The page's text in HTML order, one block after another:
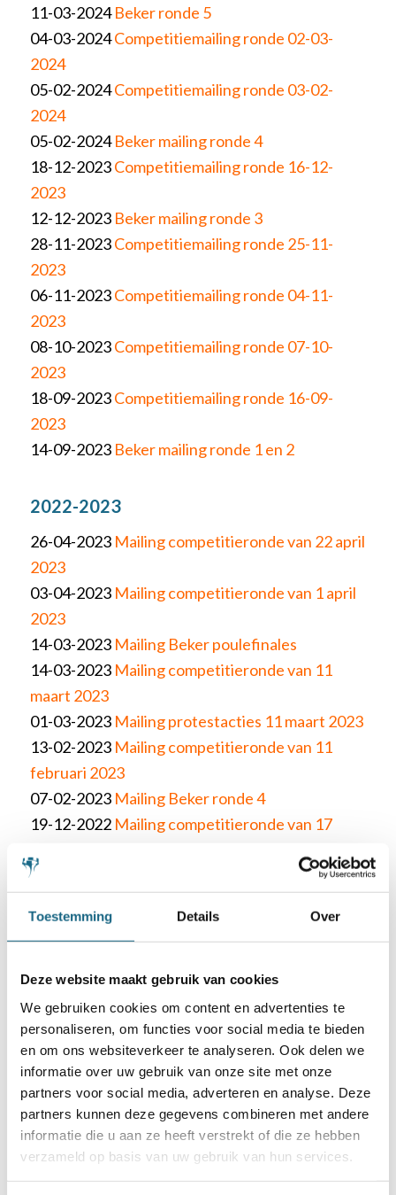
Toestemming Details Over
Deze website maakt gebruik van cookies
We gebruiken cookies om content en advertenties te
personaliseren, om functies voor social media te bieden
en om ons websiteverkeer te analyseren. Ook delen we
informatie over uw gebruik van onze site met onze
partners voor social media, adverteren en analyse. Deze
partners kunnen deze gegevens combineren met andere
informatie die u aan ze heeft verstrekt of die ze hebben
verzameld op basis van uw gebruik van hun services.
11-03-2024Beker ronde 5
04-03-2024Competitiemailing ronde 02-03-
2024
05-02-2024Competitiemailing ronde 03-02-
2024
05-02-2024Beker mailing ronde 4
18-12-2023Competitiemailing ronde 16-12-
2023
12-12-2023 Beker mailing ronde 3
28-11-2023Competitiemailing ronde 25-11-
2023
06-11-2023Competitiemailing ronde 04-11-
2023
08-10-2023Competitiemailing ronde 07-10-
2023
18-09-2023Competitiemailing ronde 16-09-
2023
14-09-2023 Beker mailing ronde 1 en 2
2022-2023
26-04-2023 Mailing competitieronde van 22 april
2023
03-04-2023 Mailing competitieronde van 1 april
2023
14-03-2023 Mailing Beker poulefinales
14-03-2023 Mailing competitieronde van 11
maart 2023
01-03-2023 Mailing protestacties 11 maart 2023
13-02-2023 Mailing competitieronde van 11
februari 2023
07-02-2023 Mailing Beker ronde 4
19-12-2022 Mailing competitieronde van 17
14-12-2022
november 2022
november 2022
10-10-2022Mailing competitieronde van 8
oktober 2022
19-09-2022Mailing competitieronde van 17
september 2022
16-09-2022
Mailing Beker ronde 1 en 2
13-09-2022Mailing voor aanvang comperitie